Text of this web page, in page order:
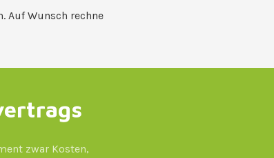
Auf Wunsch rechne
zwar Kosten,